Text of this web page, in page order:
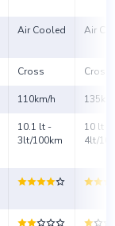
Air Cooled Air
Cross Cross
110km/h
10.1 lt -
3lt/100km
10 lt -
4lt/